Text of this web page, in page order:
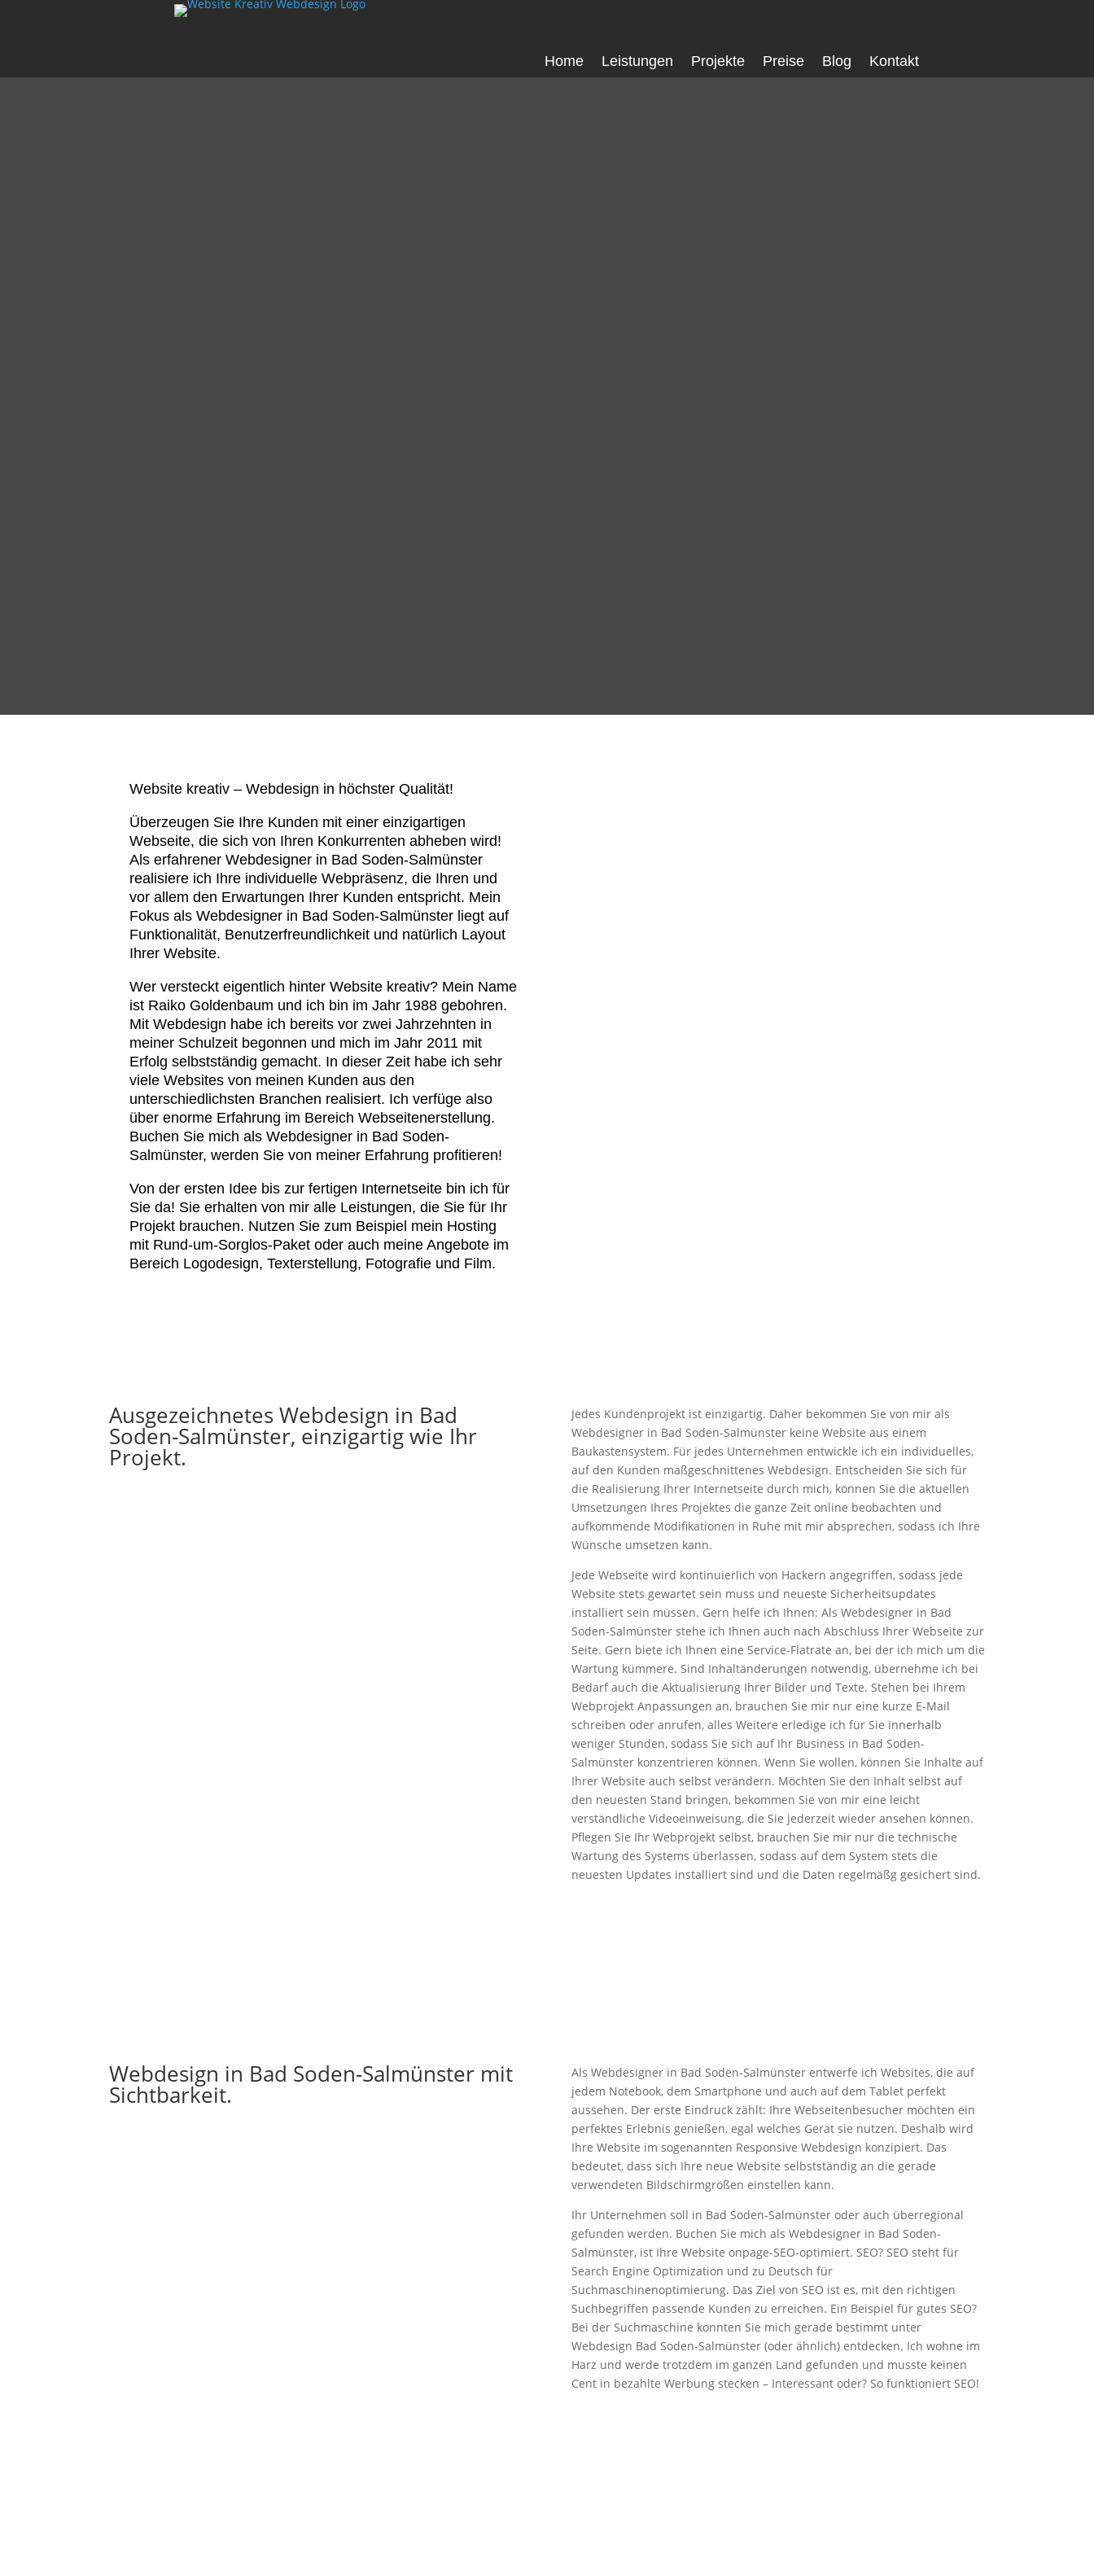
Home Leistungen Projekte Preise Blog Kontakt
Website kreativ – Webdesign in höchster Qualität!
Überzeugen Sie Ihre Kunden mit einer einzigartigen
Webseite, die sich von Ihren Konkurrenten abheben wird!
Als erfahrener Webdesigner in Bad Soden-Salmünster
realisiere ich Ihre individuelle Webpräsenz, die Ihren und
vor allem den Erwartungen Ihrer Kunden entspricht. Mein
Fokus als Webdesigner in Bad Soden-Salmünster liegt auf
Funktionalität, Benutzerfreundlichkeit und natürlich Layout
Ihrer Website.
Wer versteckt eigentlich hinter Website kreativ? Mein Name
ist Raiko Goldenbaum und ich bin im Jahr 1988 gebohren.
Mit Webdesign habe ich bereits vor zwei Jahrzehnten in
meiner Schulzeit begonnen und mich im Jahr 2011 mit
Erfolg selbstständig gemacht. In dieser Zeit habe ich sehr
viele Websites von meinen Kunden aus den
unterschiedlichsten Branchen realisiert. Ich verfüge also
über enorme Erfahrung im Bereich Webseitenerstellung.
Buchen Sie mich als Webdesigner in Bad Soden-
Salmünster, werden Sie von meiner Erfahrung profitieren!
Von der ersten Idee bis zur fertigen Internetseite bin ich für
Sie da! Sie erhalten von mir alle Leistungen, die Sie für Ihr
Projekt brauchen. Nutzen Sie zum Beispiel mein Hosting
mit Rund-um-Sorglos-Paket oder auch meine Angebote im
Bereich Logodesign, Texterstellung, Fotografie und Film.
Ausgezeichnetes Webdesign in Bad
Soden-Salmünster, einzigartig wie Ihr
Projekt.
Jedes Kundenprojekt ist einzigartig. Daher bekommen Sie von mir als
Webdesigner in Bad Soden-Salmünster keine Website aus einem
Baukastensystem. Für jedes Unternehmen entwickle ich ein individuelles,
auf den Kunden maßgeschnittenes Webdesign. Entscheiden Sie sich für
die Realisierung Ihrer Internetseite durch mich, können Sie die aktuellen
Umsetzungen Ihres Projektes die ganze Zeit online beobachten und
aufkommende Modifikationen in Ruhe mit mir absprechen, sodass ich Ihre
Wünsche umsetzen kann.
Jede Webseite wird kontinuierlich von Hackern angegriffen, sodass jede
Website stets gewartet sein muss und neueste Sicherheitsupdates
installiert sein müssen. Gern helfe ich Ihnen: Als Webdesigner in Bad
Soden-Salmünster stehe ich Ihnen auch nach Abschluss Ihrer Webseite zur
Seite. Gern biete ich Ihnen eine Service-Flatrate an, bei der ich mich um die
Wartung kümmere. Sind Inhaltänderungen notwendig, übernehme ich bei
Bedarf auch die Aktualisierung Ihrer Bilder und Texte. Stehen bei Ihrem
Webprojekt Anpassungen an, brauchen Sie mir nur eine kurze E-Mail
schreiben oder anrufen, alles Weitere erledige ich für Sie innerhalb
weniger Stunden, sodass Sie sich auf Ihr Business in Bad Soden-
Salmünster konzentrieren können. Wenn Sie wollen, können Sie Inhalte auf
Ihrer Website auch selbst verändern. Möchten Sie den Inhalt selbst auf
den neuesten Stand bringen, bekommen Sie von mir eine leicht
verständliche Videoeinweisung, die Sie jederzeit wieder ansehen können.
Pflegen Sie Ihr Webprojekt selbst, brauchen Sie mir nur die technische
Wartung des Systems überlassen, sodass auf dem System stets die
neuesten Updates installiert sind und die Daten regelmäßg gesichert sind.
Webdesign in Bad Soden-Salmünster mit
Sichtbarkeit.
Als Webdesigner in Bad Soden-Salmünster entwerfe ich Websites, die auf
jedem Notebook, dem Smartphone und auch auf dem Tablet perfekt
aussehen. Der erste Eindruck zählt: Ihre Webseitenbesucher möchten ein
perfektes Erlebnis genießen, egal welches Gerät sie nutzen. Deshalb wird
Ihre Website im sogenannten Responsive Webdesign konzipiert. Das
bedeutet, dass sich Ihre neue Website selbstständig an die gerade
verwendeten Bildschirmgrößen einstellen kann.
Ihr Unternehmen soll in Bad Soden-Salmünster oder auch überregional
gefunden werden. Buchen Sie mich als Webdesigner in Bad Soden-
Salmünster, ist Ihre Website onpage-SEO-optimiert. SEO? SEO steht für
Search Engine Optimization und zu Deutsch für
Suchmaschinenoptimierung. Das Ziel von SEO ist es, mit den richtigen
Suchbegriffen passende Kunden zu erreichen. Ein Beispiel für gutes SEO?
Bei der Suchmaschine konnten Sie mich gerade bestimmt unter
Webdesign Bad Soden-Salmünster (oder ähnlich) entdecken. Ich wohne im
Harz und werde trotzdem im ganzen Land gefunden und musste keinen
Cent in bezahlte Werbung stecken – Interessant oder? So funktioniert SEO!